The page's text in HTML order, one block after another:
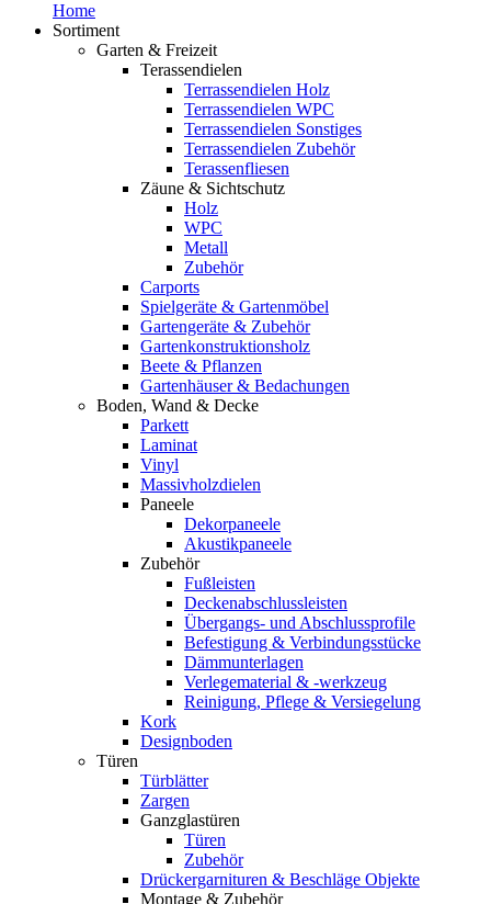
Home
Sortiment
Garten & Freizeit
Terassendielen
Terrassendielen Holz
Terrassendielen WPC
Terrassendielen Sonstiges
Terrassendielen Zubehör
Terassenfliesen
Zäune & Sichtschutz
Holz
WPC
Metall
Zubehör
Carports
Spielgeräte & Gartenmöbel
Gartengeräte & Zubehör
Gartenkonstruktionsholz
Beete & Pflanzen
Gartenhäuser & Bedachungen
Boden, Wand & Decke
Parkett
Laminat
Vinyl
Massivholzdielen
Paneele
Dekorpaneele
Akustikpaneele
Zubehör
Fußleisten
Deckenabschlussleisten
Übergangs- und Abschlussprofile
Befestigung & Verbindungsstücke
Dämmunterlagen
Verlegematerial & -werkzeug
Reinigung, Pflege & Versiegelung
Kork
Designboden
Türen
Türblätter
Zargen
Ganzglastüren
Türen
Zubehör
Drückergarnituren & Beschläge Objekte
Montage & Zubehör